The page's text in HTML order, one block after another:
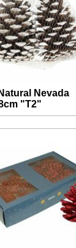
Nevada
"T2"